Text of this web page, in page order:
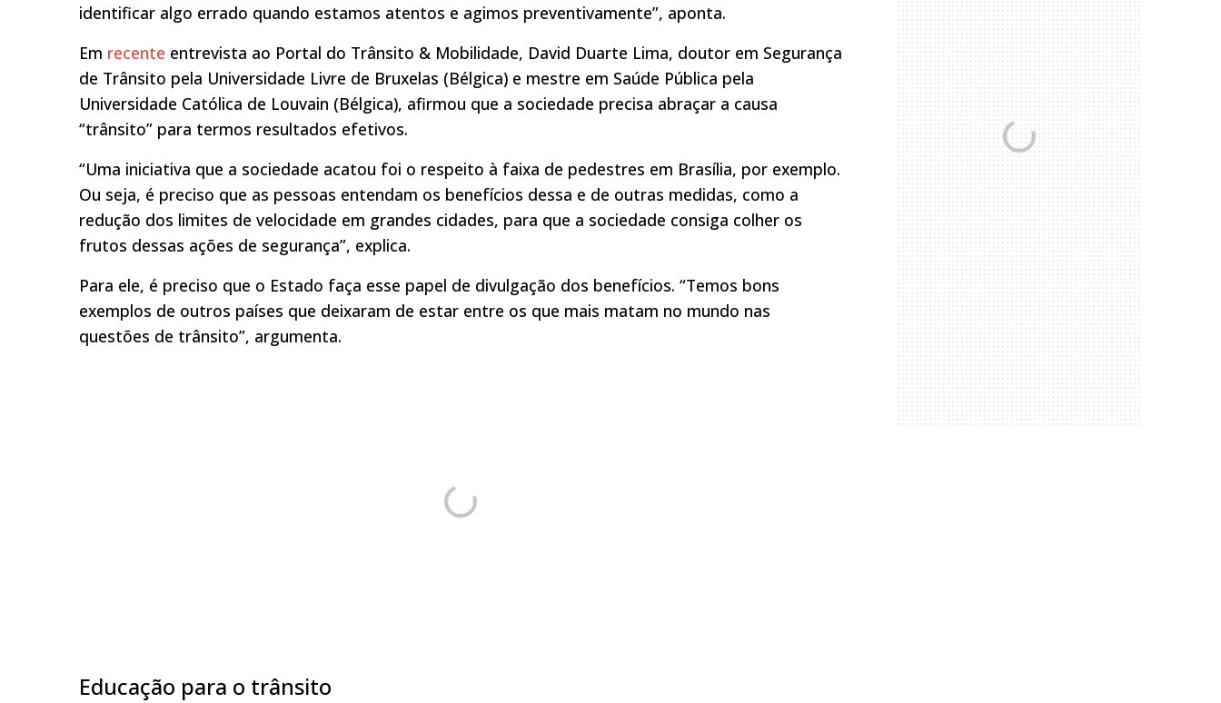
identificar algo errado quando estamos atentos e agimos preventivamente”, aponta.
Em recente entrevista ao Portal do Trânsito & Mobilidade, David Duarte Lima, doutor em Segurança
de Trânsito pela Universidade Livre de Bruxelas (Bélgica) e mestre em Saúde Pública pela
Universidade Católica de Louvain (Bélgica), afirmou que a sociedade precisa abraçar a causa
“trânsito” para termos resultados efetivos.
“Uma iniciativa que a sociedade acatou foi o respeito à faixa de pedestres em Brasília, por exemplo.
Ou seja, é preciso que as pessoas entendam os benefícios dessa e de outras medidas, como a
redução dos limites de velocidade em grandes cidades, para que a sociedade consiga colher os
frutos dessas ações de segurança”, explica.
Para ele, é preciso que o Estado faça esse papel de divulgação dos benefícios. “Temos bons
exemplos de outros países que deixaram de estar entre os que mais matam no mundo nas
questões de trânsito”, argumenta.
Educação para o trânsito